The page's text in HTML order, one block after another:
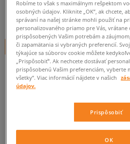
5€cena s DPH
+ 5 BODOV VSIZEERCLUBE
Informujte ma o dostupnosti
Robíme to však s maximálnym rešpektom
osobných údajov. Kliknite „OK”, ak chcete,
správaní na našej stránke mohli použiť na
personalizovaného priamo pre Vás,
prispôsobených Vašim potrebám a
či zapamätania si vybraných preferencií.
týkajúce sa súborov cookie môžete
„Prispôsobiť”. Ak nechcete dostávať
prispôsobenú Vašim preferenciám, vyberte
všetky”. Viac informácií nájdete v našich
údajov.
Prispôsobiť
OK